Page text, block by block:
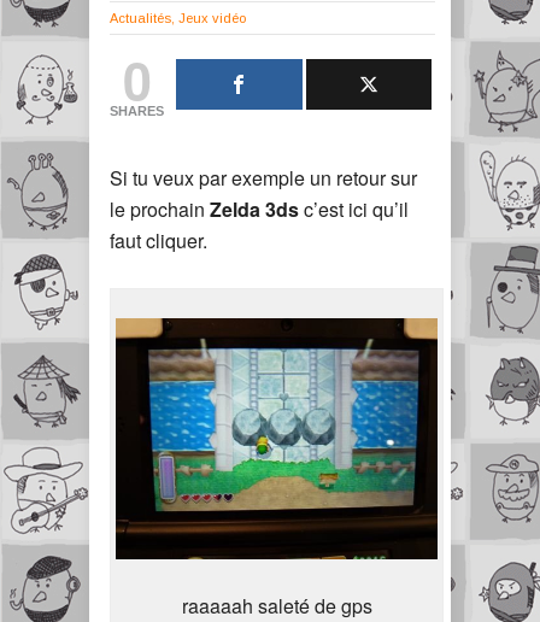
Actualités Jeux vidéo
0
SHARES
Si tu veux par exemple un retour sur
le prochain Zelda 3dsc’est ici qu’il
faut cliquer.
raaaaah saleté de gps